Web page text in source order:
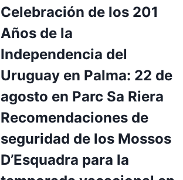
Celebración de los 201
Años de la
Independencia del
Uruguay en Palma: 22 de
agosto en Parc Sa Riera
Recomendaciones de
seguridad de los Mossos
D’Esquadra para la